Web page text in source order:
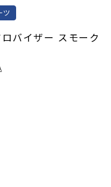
ツ
バイザー スモーク